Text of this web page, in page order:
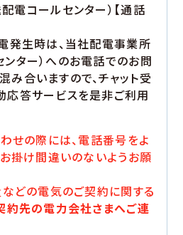
配電コールセンター）【通話
発生時は、当社配電事業所
ンター）へのお電話でのお問
み合いますので、チャット受
応答サービスを是非ご利用
せの際には、電話番号をよ
お掛け間違いのないようお願
どの電気のご契約に関する
約先の電力会社さまへご連